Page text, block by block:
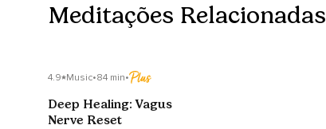
Meditações Relacionadas
4.9 Music•84 min•
Deep Healing: Vagus
Nerve Reset